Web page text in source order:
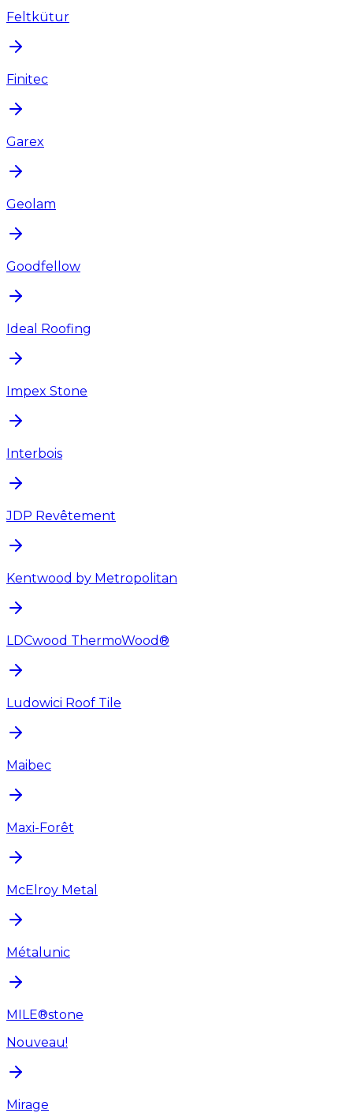
Feltkütur
Finitec
Garex
Geolam
Goodfellow
Ideal Roofing
Impex Stone
Interbois
JDP Revêtement
Kentwood by Metropolitan
LDCwood ThermoWood®
Ludowici Roof Tile
Maibec
Maxi-Forêt
McElroy Metal
Métalunic
MILE®stone
Nouveau!
Mirage